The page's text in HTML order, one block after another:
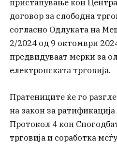
пристапување кон
договор за слободна
согласно Одлуката на
2/2024 од 9 октомври
предвидуваат мерки за
електронската трговија.
Пратениците ќе го
на закон за
Протокол 4 кон
трговија и соработка